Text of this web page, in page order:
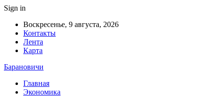
Sign in
Воскресенье, 9 августа, 2026
Контакты
Лента
Карта
Барановичи
Главная
Экономика